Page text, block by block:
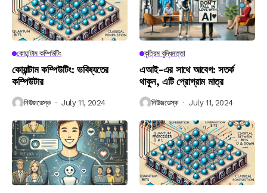
কোয়ান্টাম কম্পিউটিং
কোয়ান্টাম কম্পিউটিং: ভবিষ্যতের
কম্পিউটার
নিউজডেস্ক July 11, 2024
কৃত্রিম বুদ্ধিমত্তা
এআই-এর সাথে আবেগ: সতর্ক
থাকুন, এটি প্রোগ্রাম মাত্র
নিউজডেস্ক July 11, 2024